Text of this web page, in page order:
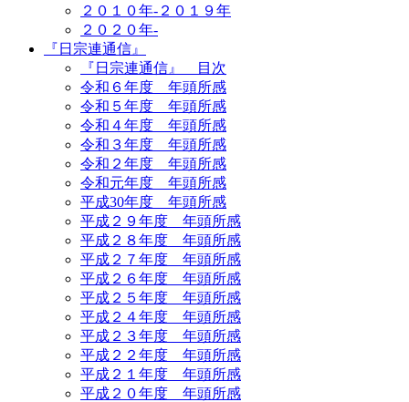
２０１０年-２０１９年
２０２０年-
『日宗連通信』
『日宗連通信』 目次
令和６年度 年頭所感
令和５年度 年頭所感
令和４年度 年頭所感
令和３年度 年頭所感
令和２年度 年頭所感
令和元年度 年頭所感
平成30年度 年頭所感
平成２９年度 年頭所感
平成２８年度 年頭所感
平成２７年度 年頭所感
平成２６年度 年頭所感
平成２５年度 年頭所感
平成２４年度 年頭所感
平成２３年度 年頭所感
平成２２年度 年頭所感
平成２１年度 年頭所感
平成２０年度 年頭所感